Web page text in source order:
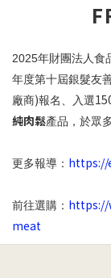
2025年財團法人食
年度第十屆銀髮友
廠商)報名、入選
純肉鬆產品，於眾
更多報導： https://
前往選購： https://
meat